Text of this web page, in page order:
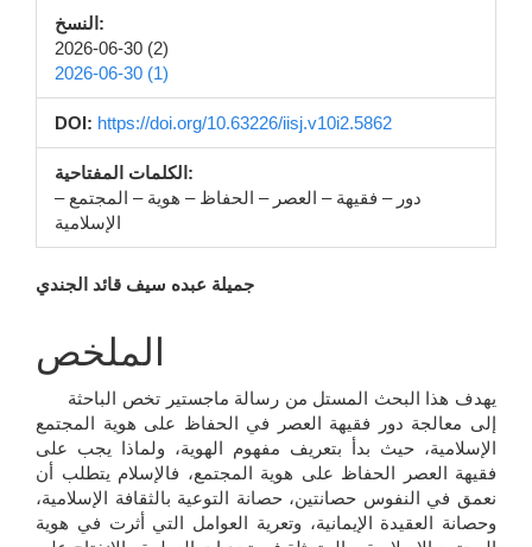
النسخ:
2026-06-30 (2)
2026-06-30 (1)
DOI: https://doi.org/10.63226/iisj.v10i2.5862
الكلمات المفتاحية:
دور – فقيهة – العصر – الحفاظ – هوية – المجتمع –
الإسلامية
محتوى
المقالة
الرئيسي
جميلة عبده سيف قائد الجندي
الملخص
إلى معالجة دور فقيهة العصر في الحفاظ على هوية المجتمع
الإسلامية، حيث بدأ بتعريف مفهوم الهوية، ولماذا يجب على
فقيهة العصر الحفاظ على هوية المجتمع، فالإسلام يتطلب أن
نعمق في النفوس حصانتين، حصانة التوعية بالثقافة الإسلامية،
وحصانة العقيدة الإيمانية، وتعرية العوامل التي أثرت في هوية